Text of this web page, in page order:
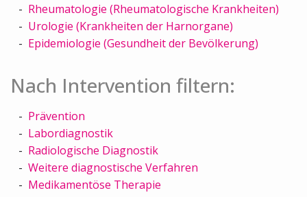
Rheumatologie (Rheumatologische Krankheiten)
Urologie (Krankheiten der Harnorgane)
Epidemiologie (Gesundheit der Bevölkerung)
Nach Intervention filtern:
Prävention
Labordiagnostik
Radiologische Diagnostik
Weitere diagnostische Verfahren
Medikamentöse Therapie